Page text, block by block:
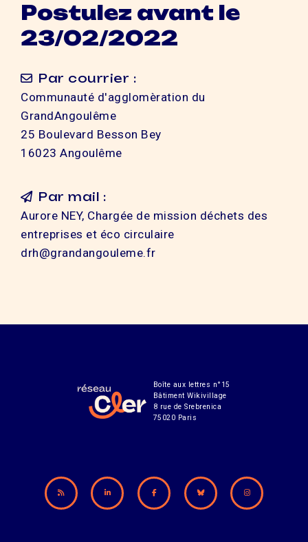
Postulez avant le
23/02/2022
Par courrier :
Communauté d'agglomèration du
GrandAngoulême
25 Boulevard Besson Bey
16023 Angoulême
Par mail :
Aurore NEY, Chargée de mission déchets des
entreprises et éco circulaire
drh@grandangouleme.fr
Boîte aux lettres n°15
Bâtiment Wikivillage
8 rue de Srebrenica
75020 Paris